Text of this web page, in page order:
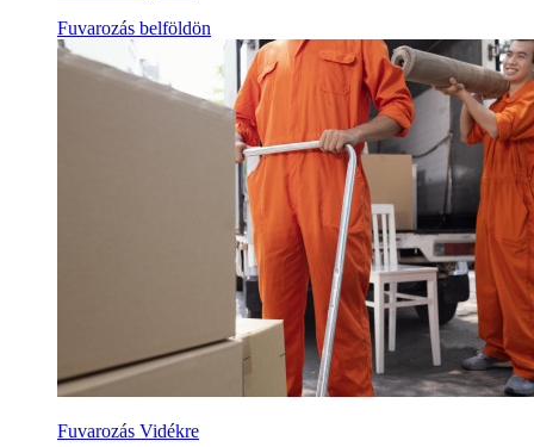
Fuvarozás belföldön
Fuvarozás Vidékre